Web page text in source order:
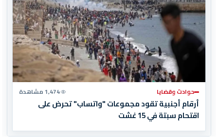
حوادث وقضايا 1,474 مشاهدة
أرقام أجنبية تقود مجموعات "واتساب" تحرض على
اقتحام سبتة في 15 غشت